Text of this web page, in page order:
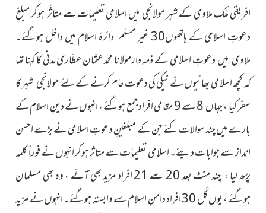
افریقی ملک ملاوی کے شہر مولانجی میں اسلامی تعلیمات سے متاثّر ہوکر مبلغِ
دعوتِ اسلامی کے ہاتھوں30 غیر مسلم دائرۂ اسلام میں داخل ہوگئے۔
ملاوی میں دعوتِ اسلامی کے ذمہ دارمولانا محمد عثمان عطّاری مدنی کا کہنا تھا
کہ کچھ اسلامی بھائیوں نے نیکی کی دعوت عام کرنے کے لئے مولانجی شہر کا
سفر کیا ، جہاں 8 سے 9 مقامی افراد جمع ہوگئے ، انہوں نے دینِ اسلام کے
بارے میں چند سوالات کئے جن کے مبلغینِ دعوتِ اسلامی نے بڑے احسن
انداز سے جوابات دیئے۔ اسلامی تعلیمات سے متاثر ہوکر انہوں نے فوراً کلمہ
پڑھ لیا ، چند منٹ بعد 20 سے 21 افراد مزید بھی آئے ، وہ بھی مسلمان
ہوگئے ، یوں کُل 30 افراد دامنِ اسلام سے وابستہ ہوگئے۔ انہوں نے مزید